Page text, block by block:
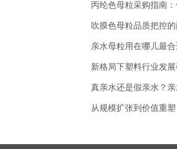
丙纶色母粒采购指南
吹膜色母粒品质把控
亲水母粒用在哪儿最
新格局下塑料行业发
真亲水还是假亲水？
从规模扩张到价值重